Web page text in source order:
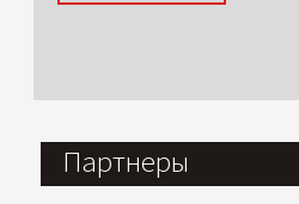
Партнеры